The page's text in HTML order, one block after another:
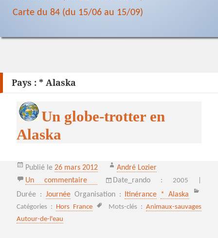
Carte du 84 (du 15/06 au 15/09)
Pays : * Alaska
Un globe-trotter en
Alaska
Publié le26 mars 2012
André Lozier
Un commentaire
sur Un globe-trotter en Alaska
Date_rando : 2005 |
Durée : JournéeOrganisation : Itinérance * Alaska
Catégories : Hors France Mots-clés : Animaux-sauvages
Autour-de-l'eau